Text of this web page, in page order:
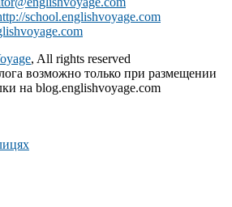
school.englishvoyage.com
, All rights reserved
возможно только при размещении
на blog.englishvoyage.com